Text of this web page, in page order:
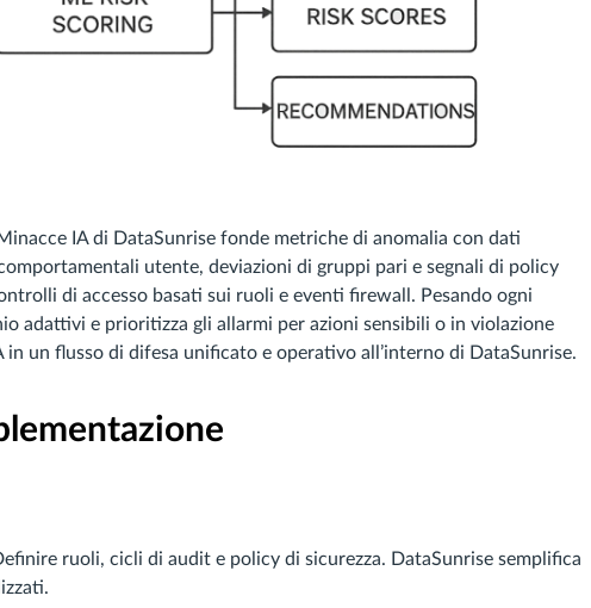
IA di DataSunrise fonde metriche di anomalia con dati
utente, deviazioni di gruppi pari e segnali di policy
di accesso basati sui ruoli e eventi firewall. Pesando ogni
adattivi e prioritizza gli allarmi per azioni sensibili o in violazione
un flusso di difesa unificato e operativo all’interno di DataSunrise.
ruoli, cicli di audit e policy di sicurezza. DataSunrise semplifica